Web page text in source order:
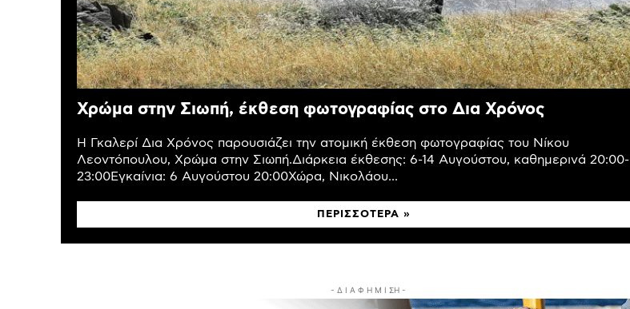
Χρώμα στην Σιωπή, έκθεση φωτογραφίας στο Δια Χρόνος
Η Γκαλερί Δια Χρόνος παρουσιάζει την ατομική έκθεση φωτογραφίας του Νίκου
Λεοντόπουλου, Χρώμα στην Σιωπή.Διάρκεια έκθεσης: 6-14 Αυγούστου, καθημερινά 20:00-
23:00Εγκαίνια: 6 Αυγούστου 20:00Χώρα, Νικολάου...
ΠΕΡΙΣΣΌΤΕΡΑ »
- Δ Ι Α Φ Η Μ Ι ΣΗ -